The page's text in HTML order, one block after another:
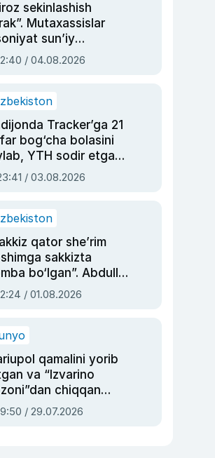
sekinlashish
Mutaxassislar
sun’iy
boshqara
qolishidan xavotir
/ 04.08.2026
Tracker’ga 21
bog‘cha bolasini
YTH sodir etgan
sud hukmi o‘qildi
/ 03.08.2026
qator she’rim
sakkizta
bo‘lgan”. Abdulla
siyosiy
asrab
/ 01.08.2026
qamalini yorib
va “Izvarino
chiqqan
— Ukraina
bosh
/ 29.07.2026